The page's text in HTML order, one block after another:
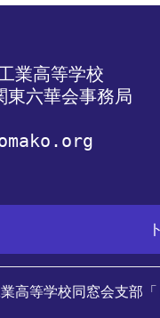
業高等学校
六華会事務局
高等学校同窓会支部「